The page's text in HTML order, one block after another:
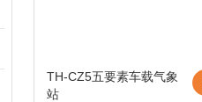
TH-CZ5五要素车载气象
站